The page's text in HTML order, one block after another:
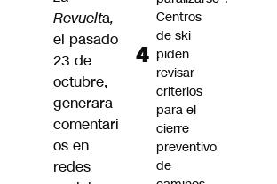
Revuelta,
el pasado
23 de
octubre,
generara
comentari
os en
redes
Centros
de ski
piden
revisar
criterios
para el
cierre
preventivo
de